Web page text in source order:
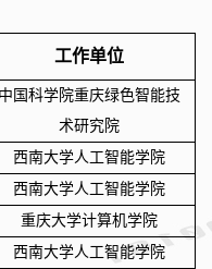
工作单位
中国科学院重庆绿色智能技
术研究院
西南大学人工智能学院
西南大学人工智能学院
重庆大学计算机学院
西南大学人工智能学院